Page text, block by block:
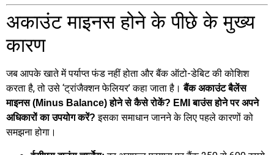
अकाउंट माइनस होने के पीछे के मुख्य
कारण
जब आपके खाते में पर्याप्त फंड नहीं होता और बैंक ऑटो-डेबिट की कोशिश
करता है, तो उसे ‘ट्रांजैक्शन फेलियर’ कहा जाता है।बैंक अकाउंट बैलेंस
माइनस (Minus Balance) होने से कैसे रोकें? EMI बाउंस होने पर अपने
अधिकारों का उपयोग करें? इसका समाधान जानने के लिए पहले कारणों को
समझना होगा।